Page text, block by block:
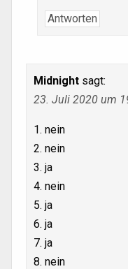
Antworten
Midnight sagt:
23. Juli 2020 um
1. nein
2. nein
3. ja
4. nein
5. ja
6. ja
7. ja
8. nein